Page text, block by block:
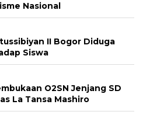
Nasional
II Bogor Diduga
Siswa
O2SN Jenjang SD
La Tansa Mashiro